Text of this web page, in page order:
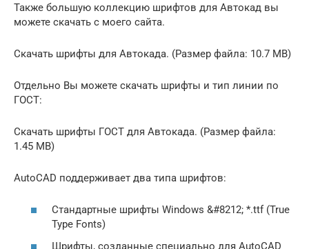
Также большую коллекцию шрифтов для Автокад вы
можете скачать с моего сайта.
Скачать шрифты для Автокада. (Размер файла: 10.7 MB)
Отдельно Вы можете скачать шрифты и тип линии по
ГОСТ:
Скачать шрифты ГОСТ для Автокада. (Размер файла:
1.45 MB)
AutoCAD поддерживает два типа шрифтов:
Стандартные шрифты Windows &#8212; *.ttf (True
Type Fonts)
Шрифты, созданные специально для AutoCAD